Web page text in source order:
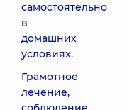
самостоятельно
в
домашних
условиях.
Грамотное
лечение,